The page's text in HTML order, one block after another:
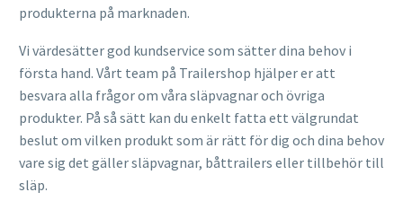
produkterna på marknaden.
Vi värdesätter god kundservice som sätter dina behov i
första hand. Vårt team på Trailershop hjälper er att
besvara alla frågor om våra släpvagnar och övriga
produkter. På så sätt kan du enkelt fatta ett välgrundat
beslut om vilken produkt som är rätt för dig och dina behov
vare sig det gäller släpvagnar, båttrailers eller tillbehör till
släp.